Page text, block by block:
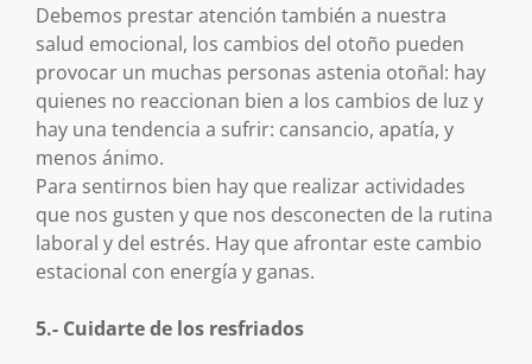
Debemos prestar atención también a nuestra
salud emocional, los cambios del otoño pueden
provocar un muchas personas astenia otoñal: hay
quienes no reaccionan bien a los cambios de luz y
hay una tendencia a sufrir: cansancio, apatía, y
menos ánimo.
Para sentirnos bien hay que realizar actividades
que nos gusten y que nos desconecten de la rutina
laboral y del estrés. Hay que afrontar este cambio
estacional con energía y ganas.
5.- Cuidarte de los resfriados